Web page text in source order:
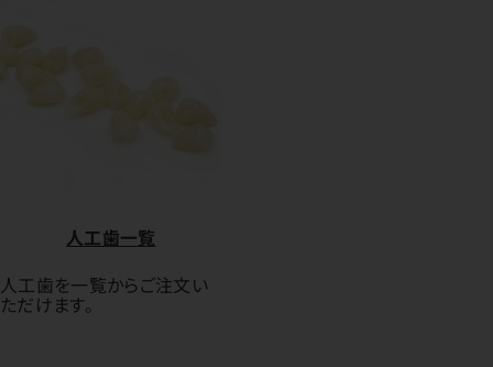
人工歯一覧
人工歯を一覧からご注文い
ただけます。